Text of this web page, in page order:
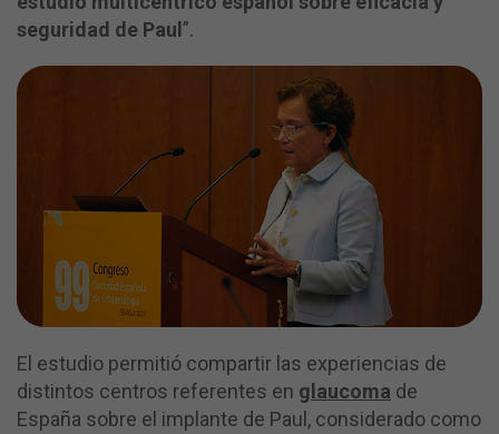
seguridad de Paul ”.
El estudio permitió compartir las experiencias de
distintos centros referentes en glaucoma de
España sobre el implante de Paul, considerado como